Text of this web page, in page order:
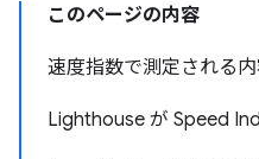
このページの内容
速度指数で測定される
Lighthouse が Speed